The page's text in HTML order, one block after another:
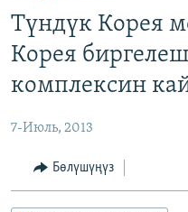
Издөөгө
салыңызКЫРГЫЗСТАН
МАДАНИЯТ
ДҮЙНӨ
УКРАИНА
ТВ ПРОГРАММАЛАР
БҮГҮН АЗАТТЫКТА
ПОДКАСТ
Түндүк Корея
Корея
комплексин
7-Июль, 2013
Бөлүшүңүз